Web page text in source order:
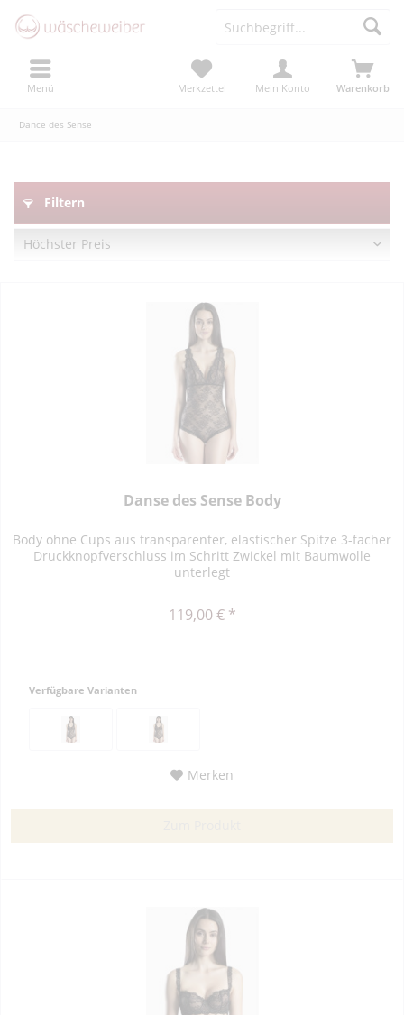
Menü Warenkorb
Merkzettel Mein Konto
Dance des Sense
Filtern
Danse des Sense Body
Body ohne Cups aus transparenter, elastischer Spitze 3-facher
Druckknopfverschluss im Schritt Zwickel mit Baumwolle
unterlegt
119,00 € *
Verfügbare Varianten
Merken